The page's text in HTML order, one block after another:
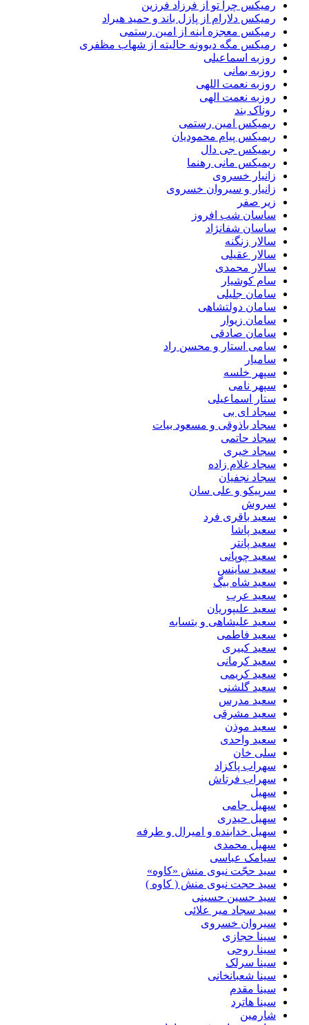
رمیکس چرا تو از فرزاد فرزین
رمیکس دلارام از پازل باند و حمید هیراد
رمیکس معجزه اینه از امین رستمی
رمیکس مگه دیوونه حالیته از شهاب مظفری
روزبه اسماعیلی
روزبه بمانی
روزبه نعمت اللهی
روزبه نعمت الهی
روناک بند
ریمیکس امین رستمی
ریمیکس پیام محمودیان
ریمیکس جی دال
ریمیکس مانی رهنما
زانیار خسروی
زانیار و سیروان خسروی
زیر صفر
ساسان شب افروز
ساسان شفانژاد
سالار زنگنه
سالار عقیلی
سالار محمدی
سام کوشیار
سامان جلیلی
سامان دولتشاهی
سامان زیوار
سامان صادقی
سامی استار و محسن راد
سامیار
سپهر خلسه
سپهر نامی
ستار اسماعیلی
سجاد ای بی
سجاد باذوقی و مسعود بیات
سجاد حاتمی
سجاد خیری
سجاد غلام زاده
سجاد نجفیان
سرپیکو و علی سان
سروش
سعید باقری فرد
سعید پاشا
سعید پانتر
سعید چوپانی
سعید ساینس
سعید شاه بیگ
سعید عرب
سعید علیپوریان
سعید علیشاهی و بتسابه
سعید فاطمی
سعید کبیری
سعید کرمانی
سعید کریمی
سعید گلشنی
سعید مدرس
سعید مشرقی
سعید موذن
سعید واحدی
سلی خان
سهراب پاکزاد
سهراب فرتاش
سهیل
سهیل جامی
سهیل حیدری
سهیل خدابنده و امیرال و طرفه
سهیل محمدی
سیامک عباسی
سید حجّت نبوی منش «کاوه»
سید حجت نبوی منش ( کاوه )
سید حسین حسینى
سید سجاد میر علائی
سیروان خسروی
سینا حجازی
سینا روحی
سینا سرلک
سینا شعبانخانی
سینا مقدم
سینا هاترد
شارمین